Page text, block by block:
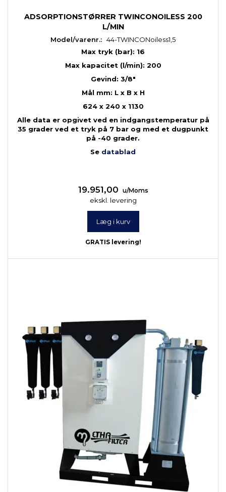
ADSORPTIONSTØRRER TWINCONOILESS 200
L/MIN
Model/varenr.: 44-TWINCONoiless1,5
Max tryk (bar): 16
Max kapacitet (l/min): 200
Gevind: 3/8"
Mål mm: L x B x H
624 x 240 x 1130
Alle data er opgivet ved en indgangstemperatur på
35 grader ved et tryk på 7 bar og med et dugpunkt
på -40 grader.
Se datablad
19.951,00 u/Moms
ekskl. levering
Læg i kurv
GRATIS levering!